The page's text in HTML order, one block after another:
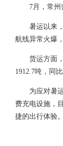
7月，常
暑运以来
航线异常火爆
货运方面
1912.7吨，同
为应对暑
费充电设施，
捷的出行体验。